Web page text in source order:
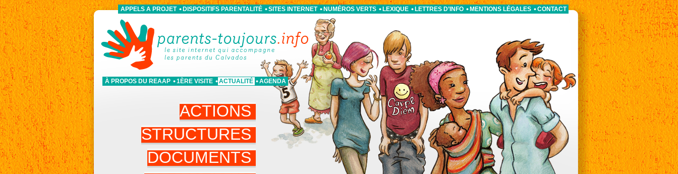
À PROPOS DU REAAP 1ÈRE VISITE ACTUALITÉ AGENDA
APPELS A PROJET DISPOSITIFS PARENTALITÉ SITES INTERNET NUMÉROS VERTS LEXIQUE LETTRES D’INFO MENTIONS LÉGALES CONTACT
ACTIONS
STRUCTURES
DOCUMENTS